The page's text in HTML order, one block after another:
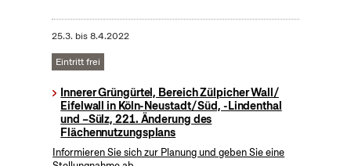
25.3. bis8.4.2022
Eintritt frei
Innerer Grüngürtel, Bereich Zülpicher Wall/
Eifelwall in Köln-Neustadt/ Süd, -Lindenthal
und –Sülz, 221. Änderung des
Flächennutzungsplans
Informieren Sie sich zur Planung und geben Sie eine